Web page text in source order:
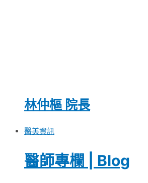
林仲樞 院長
醫美資訊
醫師專欄 | Blog